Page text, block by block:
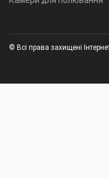
© Всі права захищені